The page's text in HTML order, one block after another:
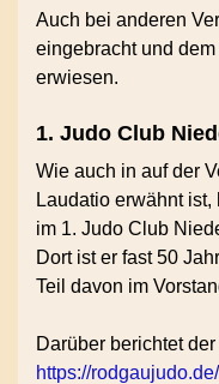
Auch bei anderen
eingebracht und
erwiesen.
1. Judo Club
Wie auch in auf der
Laudatio erwähnt
im 1. Judo Club
Dort ist er fast 50
Teil davon im
Darüber berichtet
https://